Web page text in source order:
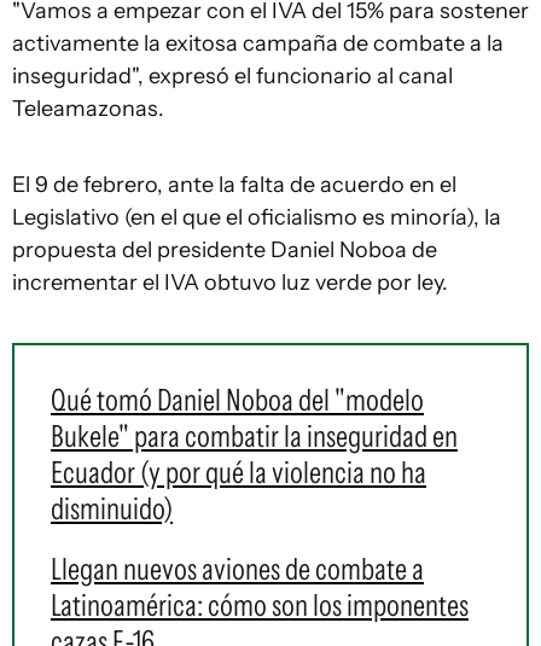
"Vamos a empezar con el IVA del 15% para sostener
activamente la exitosa campaña de combate a la
inseguridad", expresó el funcionario al canal
Teleamazonas.
El 9 de febrero, ante la falta de acuerdo en el
Legislativo (en el que el oficialismo es minoría), la
propuesta del presidente Daniel Noboa de
incrementar el IVA obtuvo luz verde por ley.
Qué tomó Daniel Noboa del "modelo
Bukele" para combatir la inseguridad en
Ecuador (y por qué la violencia no ha
disminuido)
Llegan nuevos aviones de combate a
Latinoamérica: cómo son los imponentes